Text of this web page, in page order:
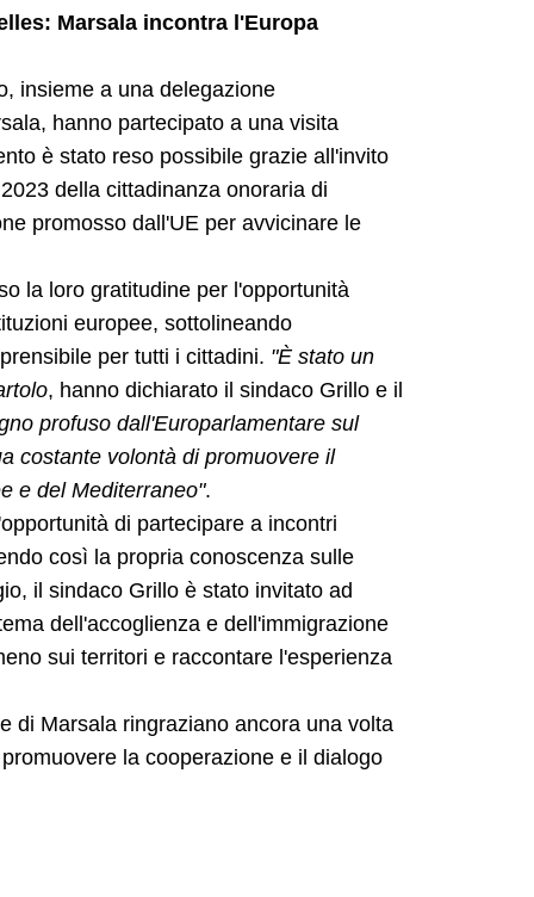
Marsala incontra l'Europa
insieme a una delegazione
hanno partecipato a una visita
è stato reso possibile grazie all'invito
della cittadinanza onoraria di
promosso dall'UE per avvicinare le
la loro gratitudine per l'opportunità
europee, sottolineando
per tutti i cittadini. "È stato un
, hanno dichiarato il sindaco Grillo e il
profuso dall'Europarlamentare sul
costante volontà di promuovere il
e del Mediterraneo".
di partecipare a incontri
così la propria conoscenza sulle
il sindaco Grillo è stato invitato ad
dell'accoglienza e dell'immigrazione
sui territori e raccontare l'esperienza
di Marsala ringraziano ancora una volta
la cooperazione e il dialogo